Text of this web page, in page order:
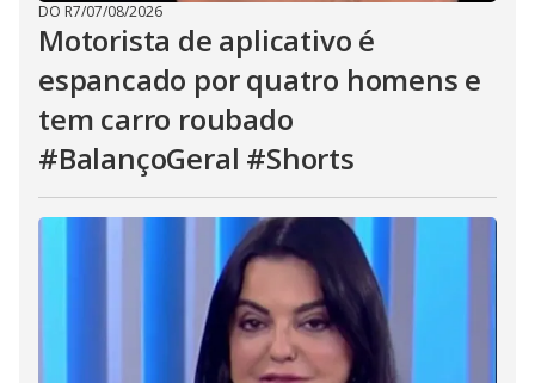
DO R7/07/08/2026
Motorista de aplicativo é
espancado por quatro homens e
tem carro roubado
#BalançoGeral #Shorts